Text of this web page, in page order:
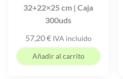
32+22×25 cm | Caja
300uds
57,20€ IVA incluido
Añadir al carrito